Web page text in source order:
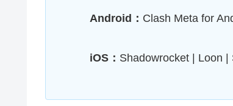
Android： Clash Meta for
iOS： Shadowrocket | Loon